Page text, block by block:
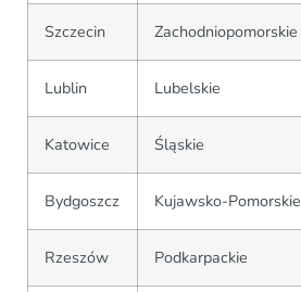
Szczecin Zachodniopomorskie
Lublin Lubelskie
Katowice Śląskie
Bydgoszcz Kujawsko-Pomorskie
Rzeszów Podkarpackie